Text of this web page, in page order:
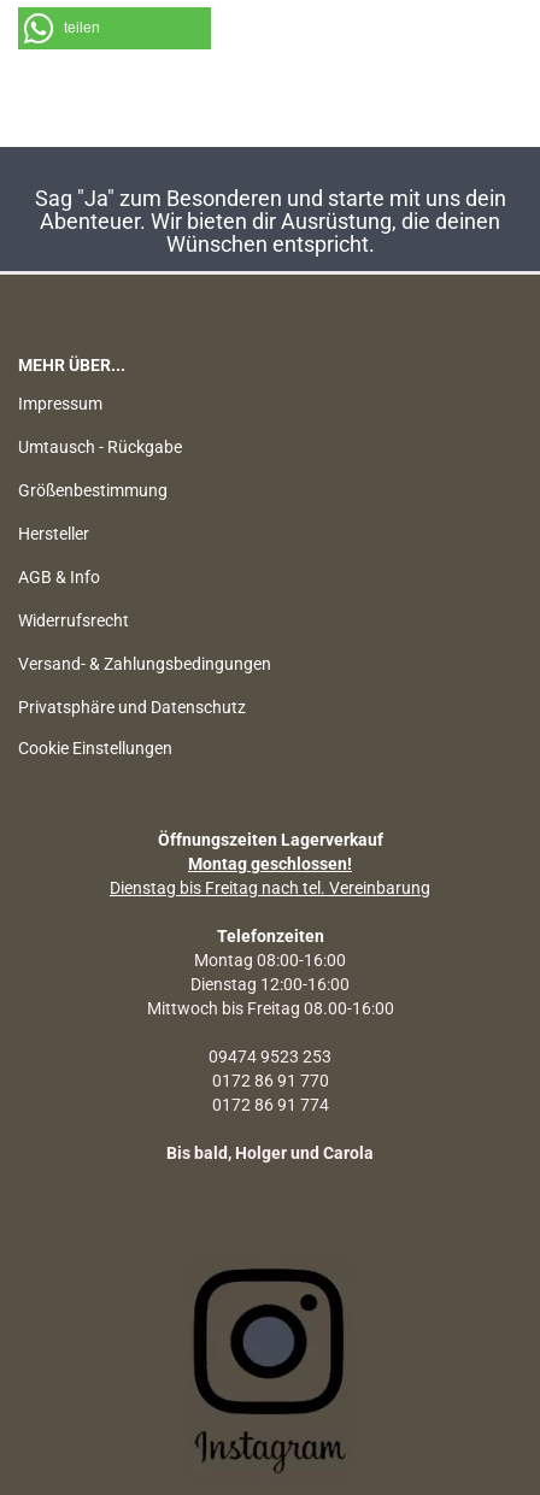
teilen
Sag "Ja" zum Besonderen und starte mit uns dein
Abenteuer. Wir bieten dir Ausrüstung, die deinen
Wünschen entspricht.
MEHR ÜBER...
Impressum
Umtausch - Rückgabe
Größenbestimmung
Hersteller
AGB & Info
Widerrufsrecht
Versand- & Zahlungsbedingungen
Privatsphäre und Datenschutz
Cookie Einstellungen
Öffnungszeiten Lagerverkauf
Montag geschlossen!
Dienstag bis Freitag nach tel. Vereinbarung
Telefonzeiten
Montag 08:00-16:00
Dienstag 12:00-16:00
Mittwoch bis Freitag 08.00-16:00
09474 9523 253
0172 86 91 770
0172 86 91 774
Bis bald, Holger und Carola